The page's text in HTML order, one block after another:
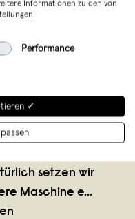
,Eichstätt
Unternehmen
Unsere
Serien mit viel
setzen wir
Maschine e...
Informationen zu den von
Performance
✓